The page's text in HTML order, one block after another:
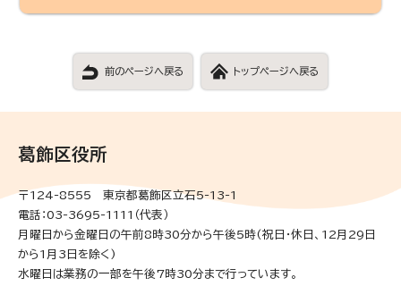
前のページへ戻る トップページへ戻る
葛飾区役所
〒124-8555 東京都葛飾区立石5-13-1
電話：03-3695-1111（代表）
月曜日から金曜日の午前8時30分から午後5時(祝日・休日、12月29日
から1月3日を除く)
水曜日は業務の一部を午後7時30分まで行っています。